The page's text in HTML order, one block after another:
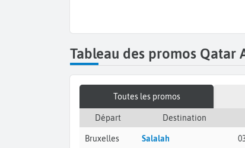
Tableau des promos Qatar
Toutes les promos
Départ Destination
Bruxelles Salalah